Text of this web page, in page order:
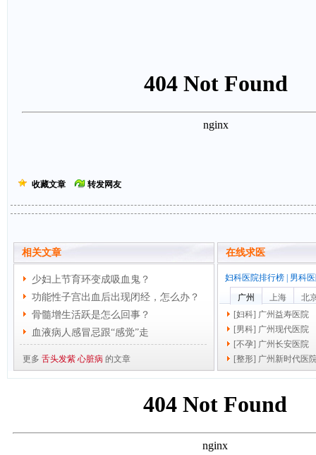
收藏文章 转发网友
相关文章
少妇上节育环变成吸血鬼？
功能性子宫出血后出现闭经，怎么办？
骨髓增生活跃是怎么回事？
血液病人感冒忌跟“感觉”走
更多 舌头发紫 心脏病 的文章
在线求医
妇科医院排行榜
男科
广州
上海
北
[妇科] 广州益寿医院
[男科] 广州现代医院
[不孕] 广州长安医院
[整形] 广州新时代医